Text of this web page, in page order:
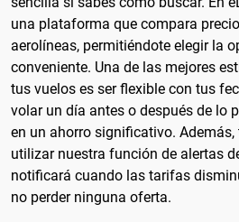
una plataforma que compara
aerolíneas, permitiéndote elegir la
conveniente. Una de las mejores
tus vuelos es ser flexible con tus
volar un día antes o después de lo
en un ahorro significativo.
utilizar nuestra función de alertas
notificará cuando las tarifas
no perder ninguna oferta.